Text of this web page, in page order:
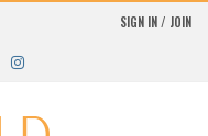
SIGN IN / JOIN